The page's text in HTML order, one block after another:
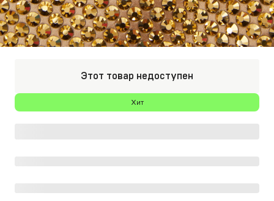
Этот товар недоступен
Хит